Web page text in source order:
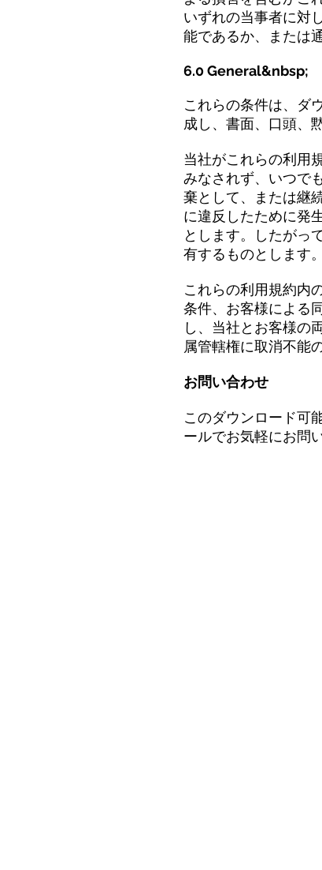
いずれの当事者に対
能であるか、または
6.0 General&nbsp;
これらの条件は、ダ
成し、書面、口頭、
当社がこれらの利用
みなされず、いつで
棄として、または継
に違反したために発
とします。したがっ
有するものとします。
これらの利用規約内
条件、お客様による
し、当社とお客様の
属管轄権に取消不能
お問い合わせ
このダウンロード可
ールでお気軽にお問